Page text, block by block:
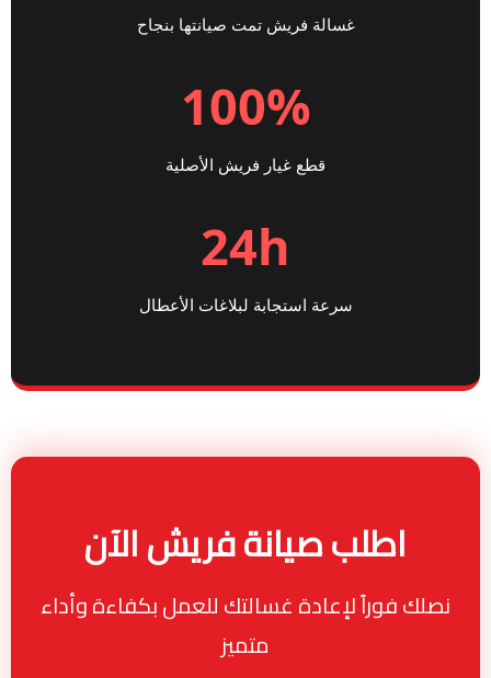
غسالة فريش تمت صيانتها بنجاح
100%
قطع غيار فريش الأصلية
24h
سرعة استجابة لبلاغات الأعطال
اطلب صيانة فريش الآن
نصلك فوراً لإعادة غسالتك للعمل بكفاءة وأداء
متميز